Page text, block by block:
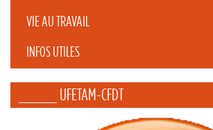
VIE AU TRAVAIL
INFOS UTILES
_____ UFETAM-CFDT